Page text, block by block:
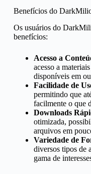
Benefícios do
Os usuários do
benefícios:
Acesso a
acesso a
disponíveis em
Facilidade de
permitindo que
facilmente o que
Downloads
otimizada,
arquivos em
Variedade de
diversos tipos de
gama de